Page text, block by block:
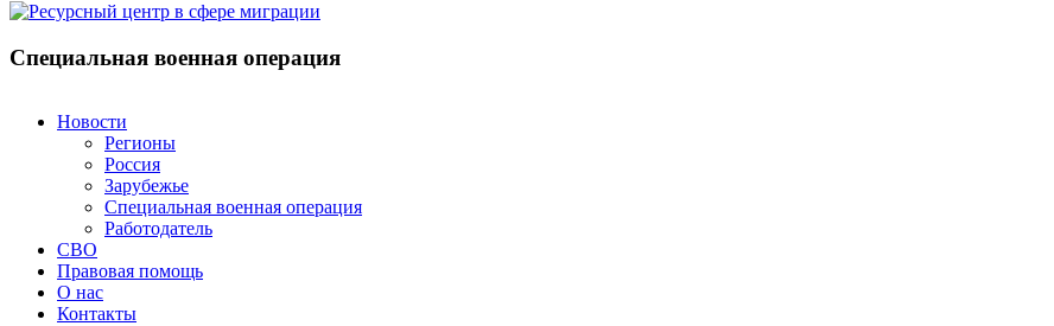
Специальная военная операция
Новости
Регионы
Россия
Зарубежье
Специальная военная операция
Работодатель
СВО
Правовая помощь
О нас
Контакты